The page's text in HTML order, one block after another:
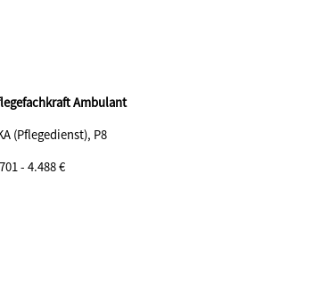
Ambulant
(Pflegedienst), P8
- 4.488 €